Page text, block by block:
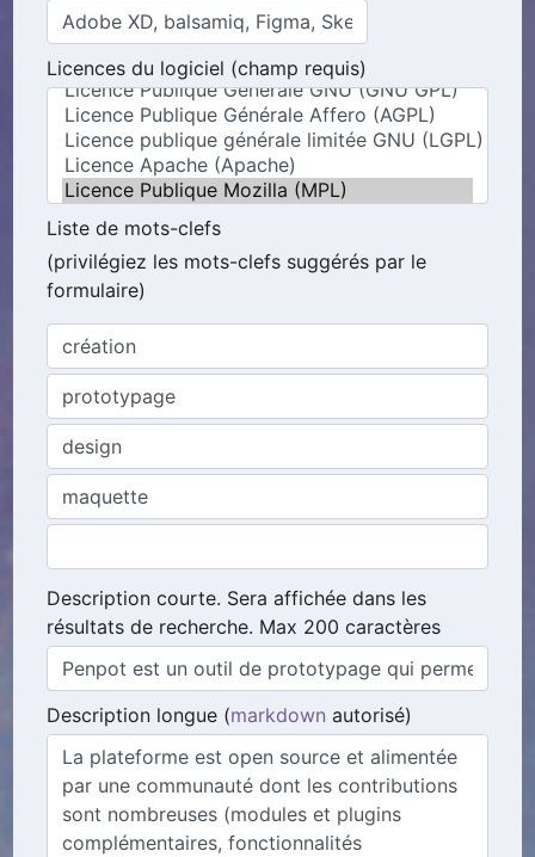
Licences du logiciel (champ requis)
Liste de mots-clefs
(privilégiez les mots-clefs suggérés par le
formulaire)
Description courte. Sera affichée dans les
résultats de recherche. Max 200 caractères
Description longue (markdown autorisé)